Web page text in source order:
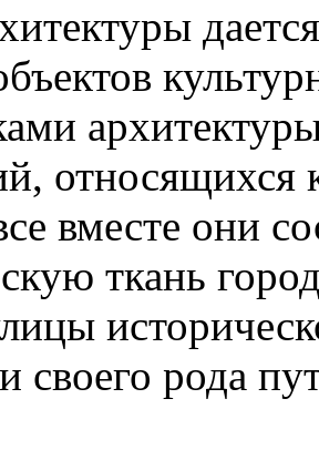
относящихся
вместе они
ткань
своего рода